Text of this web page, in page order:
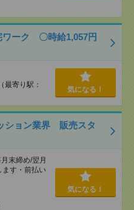
ワーク 〇時給1,057円
最寄り駅：
気になる！
ション業界 販売スタ
末締め/翌月
ます・前払い
気になる！